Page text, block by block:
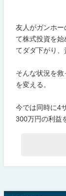
友人がガンホ
て株式投資を
てダダ下がり、
そんな状況を
を変える。
今では同時に4
300万円の利益